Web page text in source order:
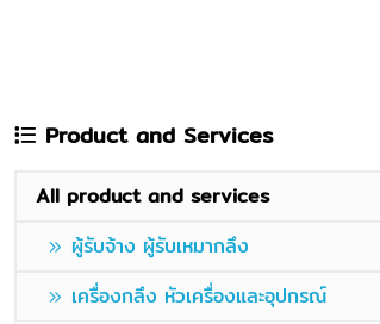
Product and Services
All product and services
ผู้รับจ้าง ผู้รับเหมากลึง
เครื่องกลึง หัวเครื่องและอุปกรณ์